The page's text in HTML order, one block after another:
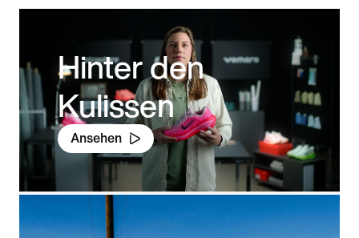
Hinter den
Kulissen
Ansehen